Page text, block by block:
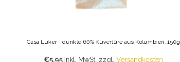
Casa Luker - dunkle 60% Kuvertüre aus Kolumbien, 150g
€5,95 Inkl. MwSt. zzgl. Versandkosten